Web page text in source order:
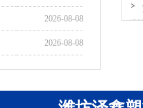
2026-08-08
2026-08-08